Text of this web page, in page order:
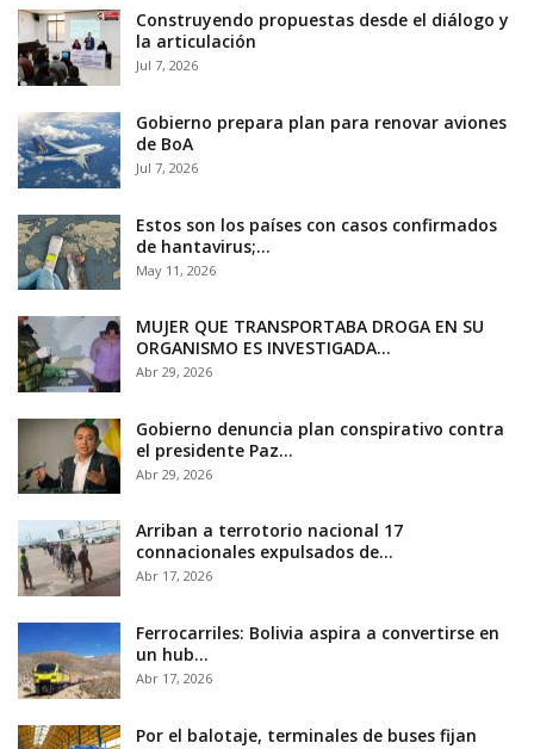
Construyendo propuestas desde el diálogo y
la articulación
Jul 7, 2026
Gobierno prepara plan para renovar aviones
de BoA
Jul 7, 2026
Estos son los países con casos confirmados
de hantavirus;…
May 11, 2026
MUJER QUE TRANSPORTABA DROGA EN SU
ORGANISMO ES INVESTIGADA…
Abr 29, 2026
Gobierno denuncia plan conspirativo contra
el presidente Paz…
Abr 29, 2026
Arriban a terrotorio nacional 17
connacionales expulsados de…
Abr 17, 2026
Ferrocarriles: Bolivia aspira a convertirse en
un hub…
Abr 17, 2026
Por el balotaje, terminales de buses fijan